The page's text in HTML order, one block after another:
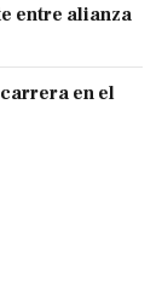
entre alianza
en el